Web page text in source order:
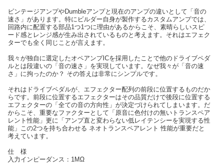
ビンテージアンプやDumbleアンプと現在のアンプの違いとして「音の
速さ」があります。特にビルダー自身が製作するカスタムアンプでは、
回路内に配置する部品1つ1つに理由があるからこそ、素晴らしいスピ
ード感とレンジ感が生み出されているものと考えます。それはエフェク
ターでも全く同じことが言えます。
我々が独自に選定したオペアンプICを採用したことで他のドライブペダ
ルとは段違いの「音の速さ」を実現しています。なぜ我々が「音の速
さ」に拘ったのか？ その答えは非常にシンプルです。
それはドライブペダルが、エフェクター配列の前段に位置するものだか
らです。前段に位置するエフェクターはその品質だけで後段に位置する
エフェクターの「全ての音の方向性」が決定づけられてしまいます。だ
からこそ、重要なファクターとして「原音に色付けの無いトランスペア
レント性能」更に「アンプ直と変わらない低レイテンシーを実現する性
能」この2つを持ち合わせる ネオトランスペアレント 性能が重要だと
考えています。
仕 様
入力インピーダンス：1MΩ